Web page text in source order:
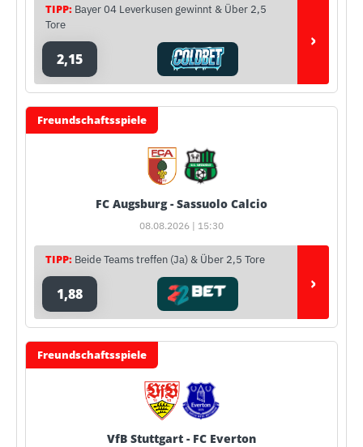
TIPP: Bayer 04 Leverkusen gewinnt & Über 2,5
Tore
2,15
›
Freundschaftsspiele
FC Augsburg - Sassuolo Calcio
08.08.2026 | 15:30
TIPP: Beide Teams treffen (Ja) & Über 2,5 Tore
1,88 ›
Freundschaftsspiele
VfB Stuttgart - FC Everton